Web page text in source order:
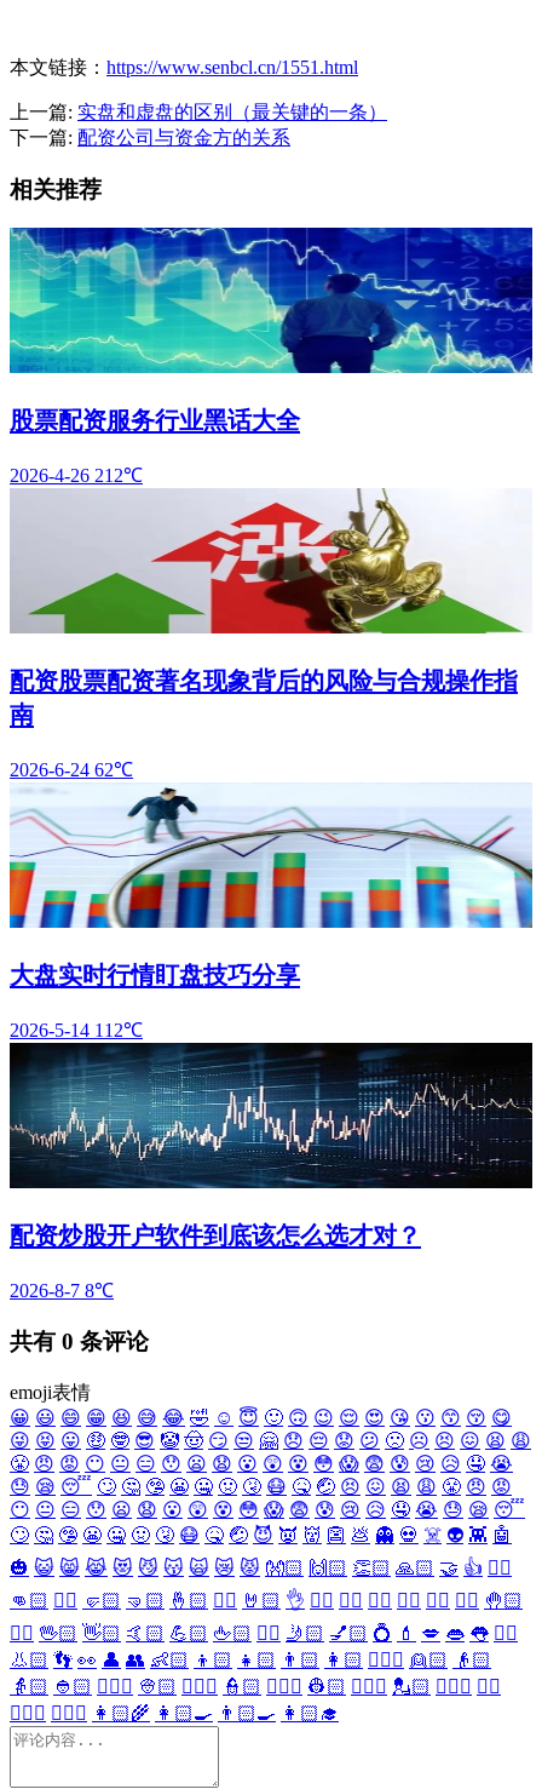
本文链接： https://www.senbcl.cn/1551.html
上一篇: 实盘和虚盘的区别（最关键的一条）
下一篇: 配资公司与资金方的关系
相关推荐
股票配资服务行业黑话大全
2026-4-26 212℃
配资股票配资著名现象背后的风险与合规操作指
南
2026-6-24 62℃
大盘实时行情盯盘技巧分享
2026-5-14 112℃
配资炒股开户软件到底该怎么选才对？
2026-8-7 8℃
共有 0 条评论
emoji表情
😀 😃 😄 😁 😆 😅 😂 🤣 ☺️ 😇 🙂 🙃 😉 😌 😍 😘 😗 😙 😚 😋
😜 😝 😛 🤑 🤓 😎 🤡 🤠 😏 😒 🤗 😞 😔 😟 😕 🙁 ☹️ 😣 😖 😫 😩
😤 😠 😡 😶 😐 😑 😯 😦 😧 😮 😲 😵 😳 😱 😨 😰 😢 😥 🤤 😭
😓 😪 😴 🙄 🤔 🤥 😬 🤐 🤢 🤧 😷 🤒 🤕 😣 😖 😫 😩 😤 😠 😡
😶 😐 😑 😯 😦 😧 😮 😲 😵 😳 😱 😨 😰 😢 😥 🤤 😭 😓 😪 😴
🙄 🤔 🤥 😬 🤐 🤢 🤧 😷 🤒 🤕 😈 👿 👹 👺 💩 👻 💀 ☠️ 👽 👾 🤖
🎃 😺 😸 😹 😻 😼 😽 🙀 😿 😾 👐🏻 🙌🏻 👏🏻 🙏🏻 🤝 👍 👎🏻
👊🏻 ✊🏻 🤛🏻 🤜🏻 🤞🏻 ✌🏻 🤘🏻 👌 👈🏻 👉🏻 👆🏻 👇🏻 ☝🏻 ✋🏻 🤚🏻
🖐🏻 🖖🏻 👋🏻 🤙🏻 💪🏻 🖕🏻 ✍🏻 🤳🏻 💅🏻 💍 💄 💋 👄 👅 👂🏻
👃🏻 👣 👀 👤 👥 👶🏻 👦🏻 👧🏻 👨🏻 👩🏻 👱🏻‍♀️ 👱🏻
👴🏻
👵🏻 👲🏻 👳🏻‍♀️ 👳🏻 👮🏻‍♀️ 👮🏻 👷🏻‍♀️ 👷🏻 💂🏻‍♀️ 💂🏻 🕵🏻‍♀️ 🕵🏻
👩🏻‍⚕️ 👨🏻‍⚕️ 👩🏻‍🌾 👩🏻‍🍳 👨🏻‍🍳 👩🏻‍🎓